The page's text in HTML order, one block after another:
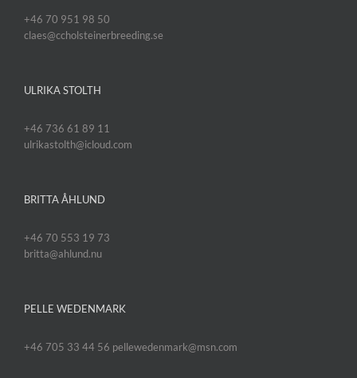
+46 70 951 98 50
claes@ccholsteinerbreeding.se
ULRIKA STOLTH
+46 736 61 89 11
ulrikastolth@icloud.com
BRITTA ÅHLUND
+46 70 553 19 73
britta@ahlund.nu
PELLE WEDENMARK
+46 705 33 44 56 pellewedenmark@msn.com